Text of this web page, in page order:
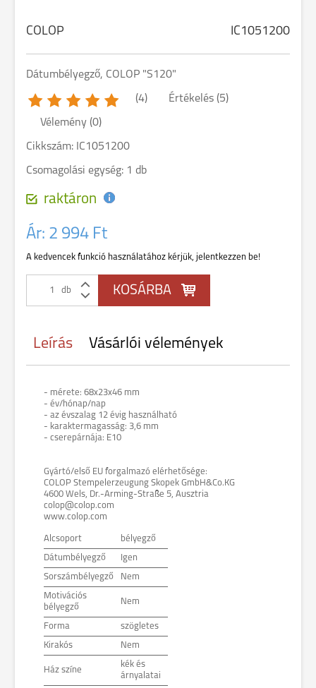
COLOP IC1051200
Dátumbélyegző, COLOP "S120"
(4) Értékelés (5)
Vélemény (0)
Cikkszám: IC1051200
Csomagolási egység: 1 db
raktáron
Ár: 2 994 Ft
A kedvencek funkció használatához kérjük, jelentkezzen be!
db
Leírás Vásárlói vélemények
- mérete: 68x23x46 mm
- év/hónap/nap
- az évszalag 12 évig használható
- karaktermagasság: 3,6 mm
- cserepárnája: E10
Gyártó/első EU forgalmazó elérhetősége:
COLOP Stempelerzeugung Skopek GmbH&Co.KG
4600 Wels, Dr.-Arming-Straße 5, Ausztria
colop@colop.com
www.colop.com
Alcsoport bélyegző
Dátumbélyegző Igen
Sorszámbélyegző Nem
Motivációs
bélyegző
Nem
Forma szögletes
Kirakós Nem
Ház színe
kék és
árnyalatai